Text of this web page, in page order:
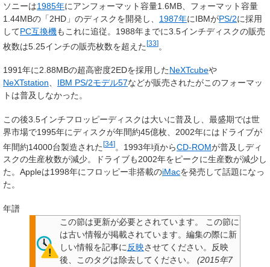
ソニーは1985年にアンフォーマット容量1.6MB、フォーマット容量
1.44MBの「2HD」のディスクを開発し、 1987年にIBMがPS/2に採用
してPC互換機もこれに追従。1988年までに3.5インチディスクの販売
枚数は5.25インチの販売枚数を超えた[33]。
1991年に2.88MBの超高密度2EDを採用したNeXTcubeや
NeXTstation
IBM PS/2モデル57などが販売されたがこのフォーマッ
トは普及しなかった。
この後3.5インチフロッピーディスクは大いに普及し、最盛期では世
界市場で1995年にディスクが年間約45億枚、2002年にはドライブが
年間約14000台製造された[34]。1993年頃からCD-ROMが普及しディ
スクの生産枚数が減少。ドライブも2002年をピークに生産数が減少し
た。Appleは1998年にフロッピー非搭載のiMacを発売して話題になっ
た。
年譜
この節は更新が必要とされています。
この節に
は古い情報が掲載されています。編集の際に新
しい情報を記事に 反映させてください。反映
後、このタグは除去してください。
(2015年7